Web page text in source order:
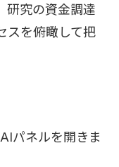
研究の資金調達
スを俯瞰して把
パネルを開きま